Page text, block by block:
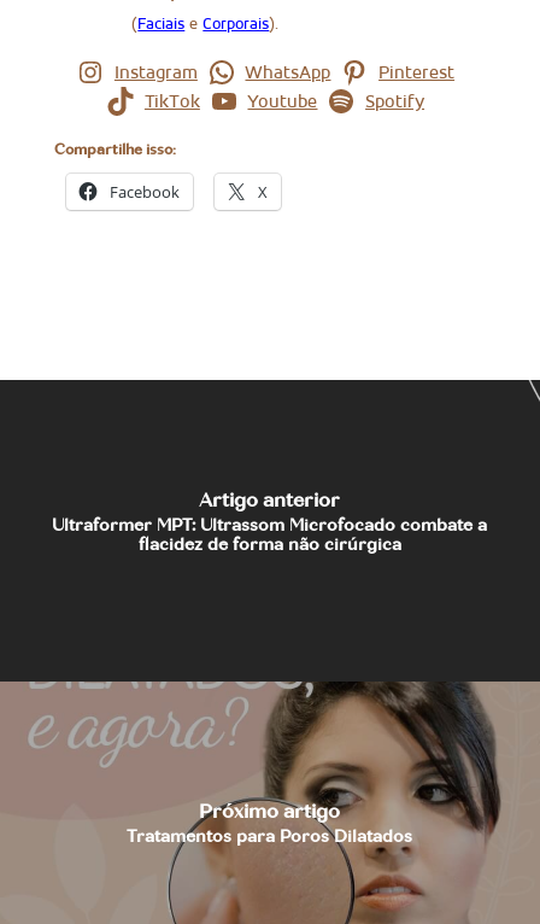
(Faciais eCorporais).
Instagram WhatsApp
Pinterest
TikTok
Youtube Spotify
Compartilhe isso:
Facebook X
Artigo anterior
Ultraformer MPT: Ultrassom Microfocado combate a
flacidez de forma não cirúrgica
Próximo artigo
Tratamentos para Poros Dilatados